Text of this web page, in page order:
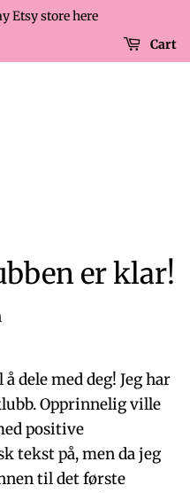
Etsy store here
Cart
er klar!
dele med deg! Jeg har
Opprinnelig ville
positive
tekst på, men da jeg
til det første